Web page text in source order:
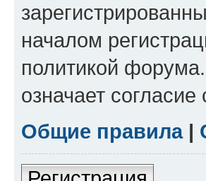
началом
политикой
означает согласие
Общие правила|